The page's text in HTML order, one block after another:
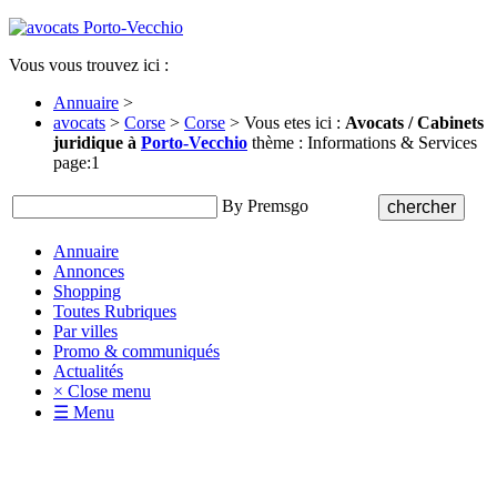
Vous vous trouvez ici :
Annuaire >
avocats > Corse > Corse > Vous etes ici : Avocats / Cabinets
juridique à Porto-Vecchio thème : Informations & Services
page:1
By Premsgo
Annuaire
Annonces
Shopping
Toutes Rubriques
Par villes
Promo & communiqués
Actualités
× Close menu
☰ Menu